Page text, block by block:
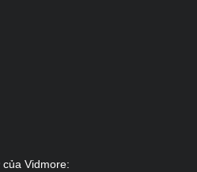
Vidmore: